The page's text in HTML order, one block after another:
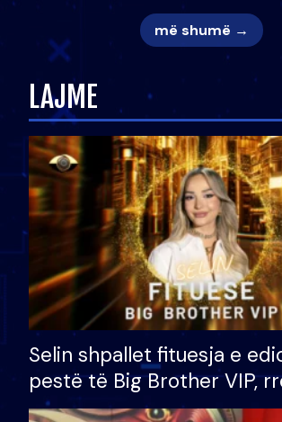
më shumë →
LAJME
Selin shpallet fituesja e
pestë të Big Brother VIP,
çmimin e madh prej 100